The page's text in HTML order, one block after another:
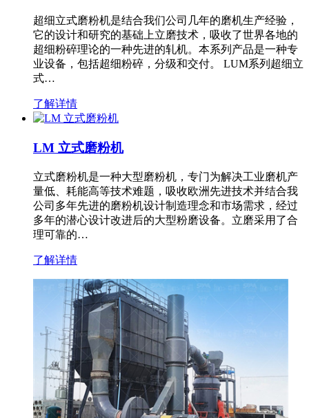
超细立式磨粉机是结合我们公司几年的磨机生产经验，
它的设计和研究的基础上立磨技术，吸收了世界各地的
超细粉碎理论的一种先进的轧机。本系列产品是一种专
业设备，包括超细粉碎，分级和交付。 LUM系列超细立
式…
了解详情
LM 立式磨粉机
立式磨粉机是一种大型磨粉机，专门为解决工业磨机产
量低、耗能高等技术难题，吸收欧洲先进技术并结合我
公司多年先进的磨粉机设计制造理念和市场需求，经过
多年的潜心设计改进后的大型粉磨设备。立磨采用了合
理可靠的…
了解详情